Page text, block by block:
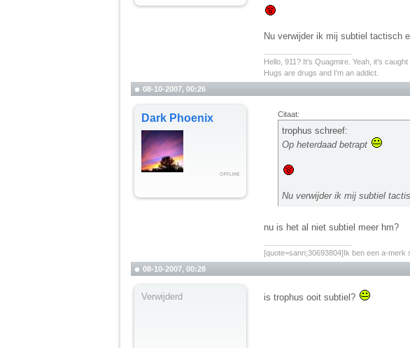
Nu verwijder ik mij subtiel tactisch
Hello, 911? It's Quagmire. Yeah, it's caught
Hugs are drugs and I'm an addict.
08-10-2007, 00:26
Dark Phoenix Citaat:
trophus schreef:
Op heterdaad betrapt
Nu verwijder ik mij subtiel
nu is het al niet subtiel meer hm?
[quote=sann;30693804]Ik ben een a-merk
08-10-2007, 00:28
Verwijderd is trophus ooit subtiel?